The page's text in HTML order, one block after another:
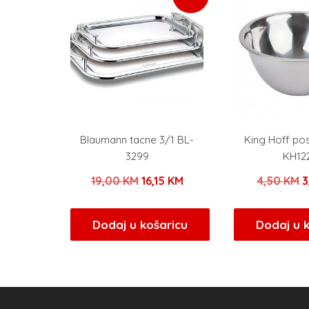
Blaumann tacne 3/1 BL-
3299
19,00KM Izvorna
bila
je:
16,15 KMTrenutna
je:
16,15 KM.
Dodaj u košaricu
King Hoff
4,50KM
Dodaj u